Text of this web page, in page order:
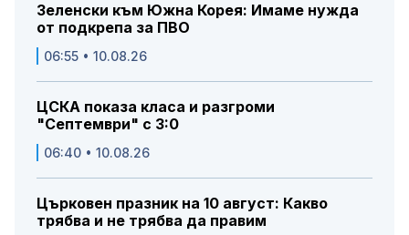
Зеленски към Южна Корея: Имаме нужда
от подкрепа за ПВО
06:55 • 10.08.26
ЦСКА показа класа и разгроми
"Септември" с 3:0
06:40 • 10.08.26
Църковен празник на 10 август: Какво
трябва и не трябва да правим